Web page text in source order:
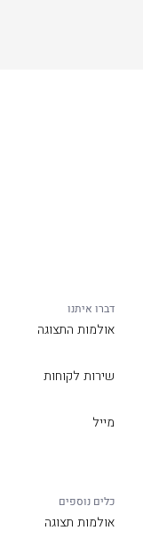
דברו איתנו
אולמות התצוגה
שירות לקוחות
מייל
כלים נוספים
אולמות תצוגה